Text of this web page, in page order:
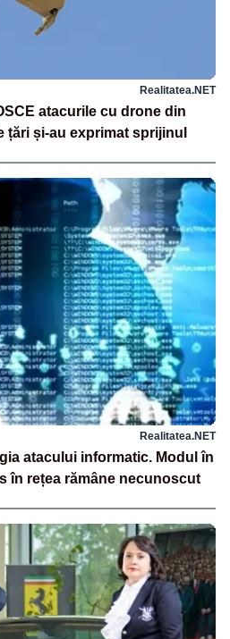
Realitatea.NET
atacurile cu drone din
țări și-au exprimat sprijinul
Realitatea.NET
atacului informatic. Modul în
în rețea rămâne necunoscut